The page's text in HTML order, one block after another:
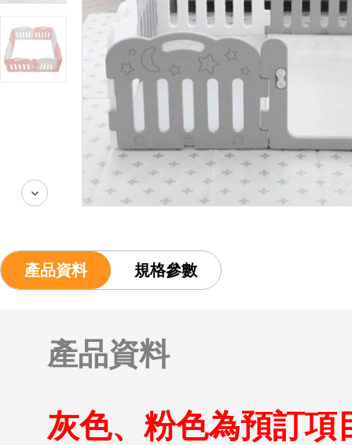
產品資料 規格參數
產品資料
灰色、粉色為預訂項